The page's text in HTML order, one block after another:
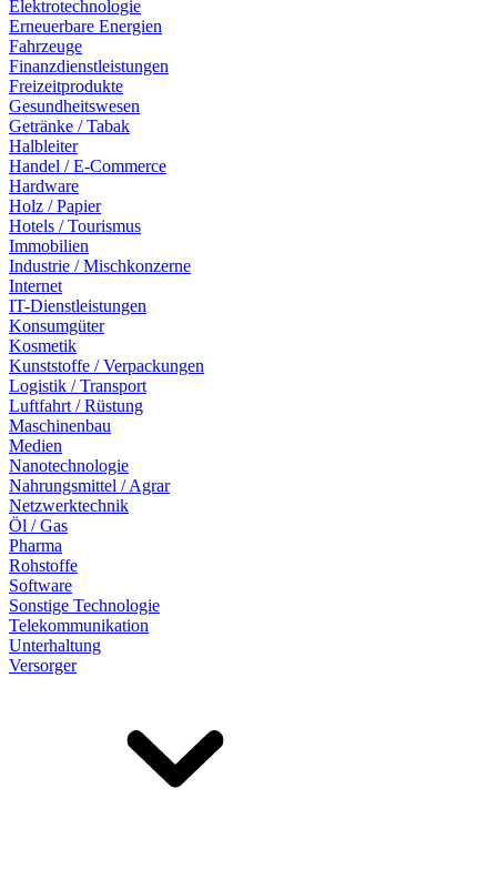
Elektrotechnologie
Erneuerbare Energien
Fahrzeuge
Finanzdienstleistungen
Freizeitprodukte
Gesundheitswesen
Getränke / Tabak
Halbleiter
Handel / E-Commerce
Hardware
Holz / Papier
Hotels / Tourismus
Immobilien
Industrie / Mischkonzerne
Internet
IT-Dienstleistungen
Konsumgüter
Kosmetik
Kunststoffe / Verpackungen
Logistik / Transport
Luftfahrt / Rüstung
Maschinenbau
Medien
Nanotechnologie
Nahrungsmittel / Agrar
Netzwerktechnik
Öl / Gas
Pharma
Rohstoffe
Software
Sonstige Technologie
Telekommunikation
Unterhaltung
Versorger